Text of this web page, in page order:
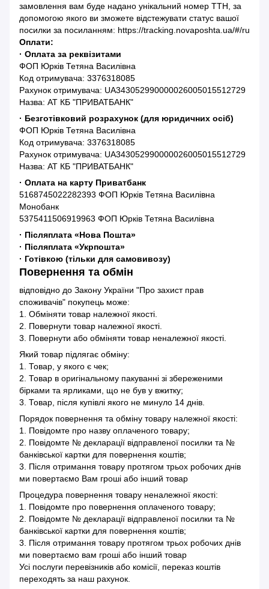
замовлення вам буде надано унікальний номер ТТН, за
допомогою якого ви зможете відстежувати статус вашої
посилки за посиланням: https://tracking.novaposhta.ua/#/ru
Оплати:
· Оплата за реквізитами
ФОП Юрків Тетяна Василівна
Код отримувача: 3376318085
Рахунок отримувача: UA343052990000026005015512729
Назва: АТ КБ "ПРИВАТБАНК"
· Безготівковий розрахунок (для юридичних осіб)
ФОП Юрків Тетяна Василівна
Код отримувача: 3376318085
Рахунок отримувача: UA343052990000026005015512729
Назва: АТ КБ "ПРИВАТБАНК"
· Оплата на карту Приватбанк
5168745022282393 ФОП Юрків Тетяна Василівна
Монобанк
5375411506919963 ФОП Юрків Тетяна Василівна
· Післяплата «Нова Пошта»
· Післяплата «Укрпошта»
· Готівкою (тільки для самовивозу)
Повернення та обмін
відповідно до Закону України "Про захист прав
споживачів" покупець може:
1. Обміняти товар належної якості.
2. Повернути товар належної якості.
3. Повернути або обміняти товар неналежної якості.
Який товар підлягає обміну:
1. Товар, у якого є чек;
2. Товар в оригінальному пакуванні зі збереженими
бірками та ярликами, що не був у вжитку;
3. Товар, після купівлі якого не минуло 14 днів.
Порядок повернення та обміну товару належної якості:
1. Повідомте про назву оплаченого товару;
2. Повідомте № декларації відправленої посилки та №
банківської картки для повернення коштів;
3. Після отримання товару протягом трьох робочих днів
ми повертаємо Вам гроші або інший товар
Процедура повернення товару неналежної якості:
1. Повідомте про повернення оплаченого товару;
2. Повідомте № декларації відправленої посилки та №
банківської картки для повернення коштів;
3. Після отримання товару протягом трьох робочих днів
ми повертаємо вам гроші або інший товар
Усі послуги перевізників або комісії, переказ коштів
переходять за наш рахунок.